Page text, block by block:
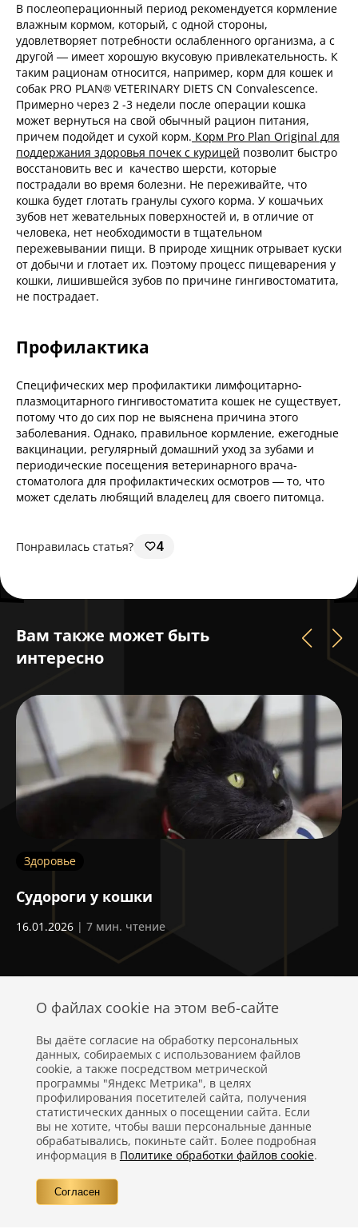
В послеоперационный период рекомендуется кормление
влажным кормом, который, с одной стороны,
удовлетворяет потребности ослабленного организма, а с
другой — имеет хорошую вкусовую привлекательность. К
таким рационам относится, например, корм для кошек и
собак PRO PLAN® VETERINARY DIETS CN Convalescence.
Примерно через 2 -3 недели после операции кошка
может вернуться на свой обычный рацион питания,
причем подойдет и сухой корм. Корм Pro Plan Original для
поддержания здоровья почек с курицей позволит быстро
восстановить вес и качество шерсти, которые
пострадали во время болезни. Не переживайте, что
кошка будет глотать гранулы сухого корма. У кошачьих
зубов нет жевательных поверхностей и, в отличие от
человека, нет необходимости в тщательном
пережевывании пищи. В природе хищник отрывает куски
от добычи и глотает их. Поэтому процесс пищеварения у
кошки, лишившейся зубов по причине гингивостоматита,
не пострадает.
Профилактика
Специфических мер профилактики лимфоцитарно-
плазмоцитарного гингивостоматита кошек не существует,
потому что до сих пор не выяснена причина этого
заболевания. Однако, правильное кормление, ежегодные
вакцинации, регулярный домашний уход за зубами и
периодические посещения ветеринарного врача-
стоматолога для профилактических осмотров — то, что
может сделать любящий владелец для своего питомца.
Понравилась статья? 4
Вам также может быть
интересно
Здоровье
Судороги у кошки
16.01.2026 | 7 мин. чтение
Политика конфиденциальности
Правовая информация
Контакты
О файлах cookie на этом веб-сайте
Вы даёте согласие на обработку персональных
данных, собираемых с использованием файлов
cookie, а также посредством метрической
программы "Яндекс Метрика", в целях
профилирования посетителей сайта, получения
статистических данных о посещении сайта. Если
вы не хотите, чтобы ваши персональные данные
обрабатывались, покиньте сайт. Более подробная
информация в Политике обработки файлов cookie.
Согласен